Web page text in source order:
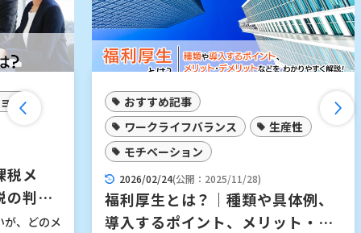
i
g
a
メ
おすすめ記事
ワークライフバランス
生産性
モチベーション
2026/02/24(公開：2025/11/28)
福利厚生とは？｜種類や具体例、
導入するポイント、メリット・デ